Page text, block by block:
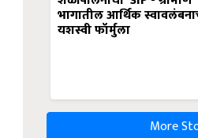
भागातील आर्थिक
यशस्वी फॉर्मुला
More